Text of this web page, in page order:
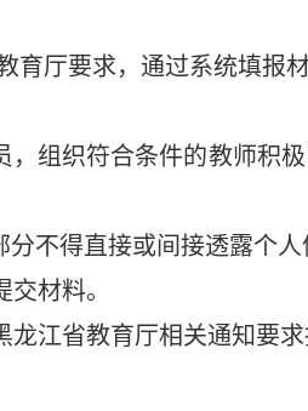
育厅要求，通过系统填报
，组织符合条件的教师积
分不得直接或间接透露个
材料。
江省教育厅相关通知要求